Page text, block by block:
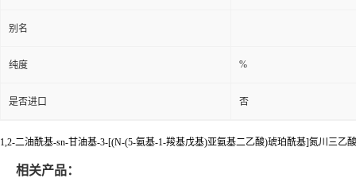
别名
纯度 %
是否进口 否
1,2-二油酰基-sn-甘油基-3-[(N-(5-氨基-1-羧基戊基)亚氨基二乙酸)琥珀酰基]氮川三
相关产品：